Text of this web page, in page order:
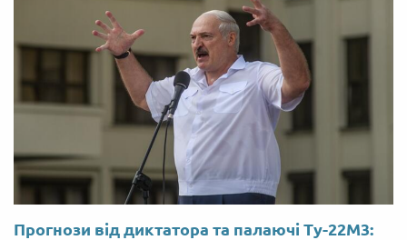
Прогнози від диктатора та палаючі Ту-22М3: